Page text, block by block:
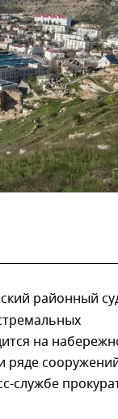
районный
на
ряде
службе